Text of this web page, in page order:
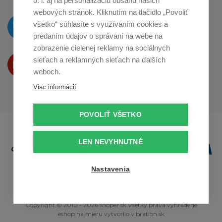
O novinkách píšeme
na Twitteri
Produkty Vám predstavujeme
naYoutube
Copyright © 2010 - 2026 snoper.sk Všetky práva vyhradené
eshop na mieru vytvorilo vibration.sk
webových stránok. Kliknutím na tlačidlo „Povoliť
všetko“ súhlasíte s využívaním cookies a
predaním údajov o správaní na webe na
zobrazenie cielenej reklamy na sociálnych
sieťach a reklamných sieťach na ďalších
weboch.
Viac informácií
POVOLIŤ VŠETKO
LEN NEVYHNUTNÉ
Nastavenia